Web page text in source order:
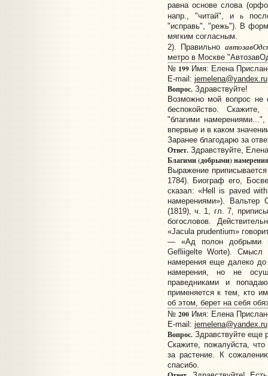
равна основе слова
напр., "читай", и ь
"исправь", "режь"). В
мягким согласным.
2). Правильно
метро в Москве
№ 199Имя: Елена
E-mail: jemelena@yandex.ru
Вопрос.Здравствуйте!
Возможно мой вопрос
беспокойство.
"благими
впервые и в каком
Заранее благодарю за
Ответ.Здравствуйте,
Благими (добрыми)
Выражение
1784). Биограф его,
сказал: «Hell is paved
намерениями»). Вальтер
(1819), ч. 1, гл. 7,
богословов.
«Jacula prudentium»
— «Ад полон добрыми
Gefliigelte Worte). Смысл
намерения еще далеко
намерения, но не
праведниками и
применяется к тем, кто
об этом, берет на себя
№ 200Имя: Елена
E-mail: jemelena@yandex.ru
Вопрос.Здравствуйте еще
Скажите, пожалуйста,
за растение. К
спасибо.